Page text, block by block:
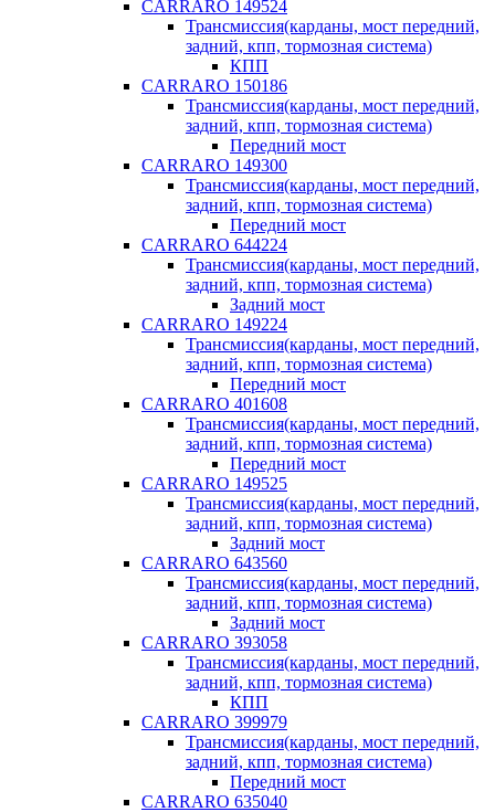
CARRARO 149524
Трансмиссия(карданы, мост передний,
задний, кпп, тормозная система)
КПП
CARRARO 150186
Трансмиссия(карданы, мост передний,
задний, кпп, тормозная система)
Передний мост
CARRARO 149300
Трансмиссия(карданы, мост передний,
задний, кпп, тормозная система)
Передний мост
CARRARO 644224
Трансмиссия(карданы, мост передний,
задний, кпп, тормозная система)
Задний мост
CARRARO 149224
Трансмиссия(карданы, мост передний,
задний, кпп, тормозная система)
Передний мост
CARRARO 401608
Трансмиссия(карданы, мост передний,
задний, кпп, тормозная система)
Передний мост
CARRARO 149525
Трансмиссия(карданы, мост передний,
задний, кпп, тормозная система)
Задний мост
CARRARO 643560
Трансмиссия(карданы, мост передний,
задний, кпп, тормозная система)
Задний мост
CARRARO 393058
Трансмиссия(карданы, мост передний,
задний, кпп, тормозная система)
КПП
CARRARO 399979
Трансмиссия(карданы, мост передний,
задний, кпп, тормозная система)
Передний мост
CARRARO 635040